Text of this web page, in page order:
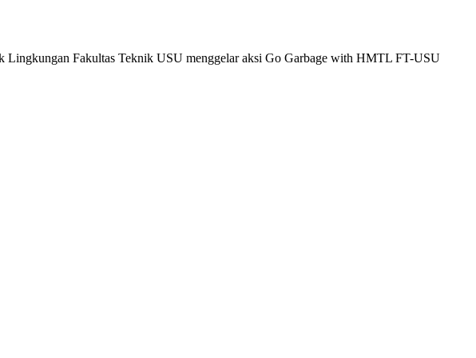
Lingkungan Fakultas Teknik USU menggelar aksi Go Garbage with HMTL FT-USU